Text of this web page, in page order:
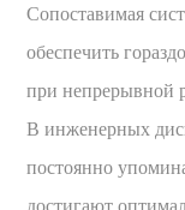
Сопоставимая
обеспечить
при непрерывной
В инженерных
постоянно
достигают